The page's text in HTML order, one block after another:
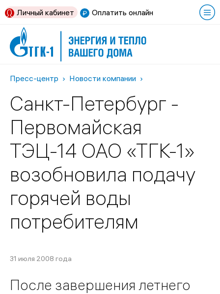
Оплатить онлайн
Личный кабинет
Пресс-центр Новости компании
Санкт-Петербург -
Первомайская
ТЭЦ-14 ОАО «ТГК-1»
возобновила подачу
горячей воды
потребителям
31 июля 2008 года
После завершения летнего